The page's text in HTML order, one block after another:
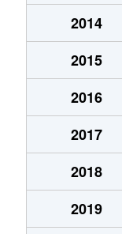
2014
2015
2016
2017
2018
2019